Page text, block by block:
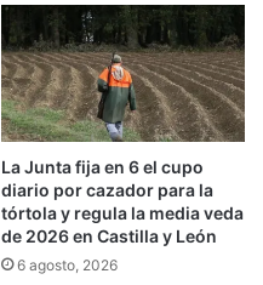
La Junta fija en 6 el cupo
diario por cazador para la
tórtola y regula la media veda
de 2026 en Castilla y León
6 agosto, 2026